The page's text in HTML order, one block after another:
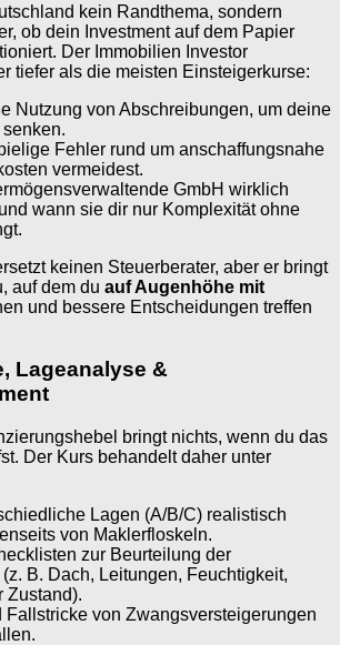
kein Randthema, sondern
ob dein Investment auf dem Papier
Der Immobilien Investor
tiefer als die meisten Einsteigerkurse:
Nutzung von Abschreibungen, um deine
Fehler rund um anschaffungsnahe
vermeidest.
GmbH wirklich
wann sie dir nur Komplexität ohne
keinen Steuerberater, aber er bringt
auf dem du auf Augenhöhe mit
und bessere Entscheidungen treffen
Lageanalyse &
bringt nichts, wenn du das
Der Kurs behandelt daher unter
Lagen (A/B/C) realistisch
von Maklerfloskeln.
zur Beurteilung der
B. Dach, Leitungen, Feuchtigkeit,
Zustand).
Fallstricke von Zwangsversteigerungen